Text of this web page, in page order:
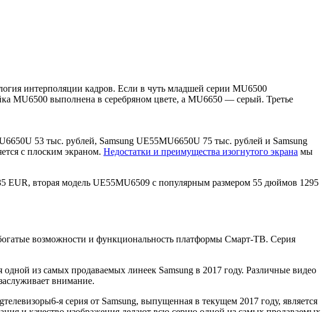
интерполяции кадров. Если в чуть младшей серии MU6500
MU6500 выполнена в серебряном цвете, а MU6650 — серый. Третье
53 тыс. рублей, Samsung UE55MU6650U 75 тыс. рублей и Samsung
с плоским экраном. Недостатки и преимущества изогнутого экрана мы
EUR, вторая модель UE55MU6509 с популярным размером 55 дюймов 1295
возможности и функциональность платформы Смарт-ТВ. Серия
из самых продаваемых линеек Samsung в 2017 году. Различные видео
внимание.
телевизоры6-я серия от Samsung, выпущенная в текущем 2017 году, является